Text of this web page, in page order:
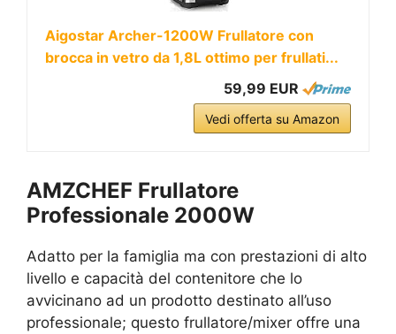
Aigostar Archer-1200W Frullatore con
brocca in vetro da 1,8L ottimo per frullati...
59,99 EUR
Vedi offerta su Amazon
AMZCHEF Frullatore
Professionale 2000W
Adatto per la famiglia ma con prestazioni di alto
livello e capacità del contenitore che lo
avvicinano ad un prodotto destinato all’uso
professionale; questo frullatore/mixer offre una